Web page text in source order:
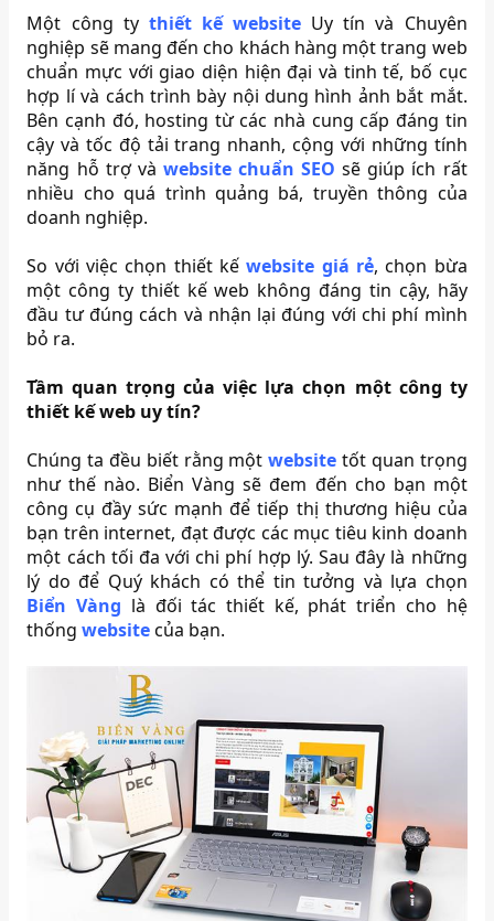
Một công ty thiết kế website Uy tín và Chuyên
nghiệp sẽ mang đến cho khách hàng một trang web
chuẩn mực với giao diện hiện đại và tinh tế, bố cục
hợp lí và cách trình bày nội dung hình ảnh bắt mắt.
Bên cạnh đó, hosting từ các nhà cung cấp đáng tin
cậy và tốc độ tải trang nhanh, cộng với những tính
năng hỗ trợ và website chuẩn SEOsẽ giúp ích rất
nhiều cho quá trình quảng bá, truyền thông của
doanh nghiệp.
So với việc chọn thiết kếwebsite giá rẻ, chọn bừa
một công ty thiết kế web không đáng tin cậy, hãy
đầu tư đúng cách và nhận lại đúng với chi phí mình
bỏ ra.
Tầm quan trọng của việc lựa chọn một công ty
thiết kế web uy tín?
Chúng ta đều biết rằng mộtwebsite tốt quan trọng
như thế nào. Biển Vàng sẽ đem đến cho bạn một
công cụ đầy sức mạnh để tiếp thị thương hiệu của
bạn trên internet, đạt được các mục tiêu kinh doanh
một cách tối đa với chi phí hợp lý. Sau đây là những
lý do để Quý khách có thể tin tưởng và lựa chọn
Biển Vàng là đối tác thiết kế, phát triển cho hệ
thốngwebsitecủa bạn.